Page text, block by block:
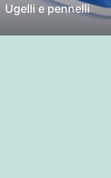
Ugelli e pennelli